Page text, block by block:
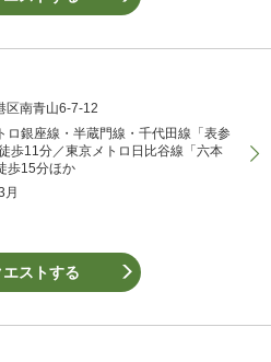
区南青山6-7-12
ロ銀座線・半蔵門線・千代田線「表参
歩11分／東京メトロ日比谷線「六本
歩15分ほか
月
エストする